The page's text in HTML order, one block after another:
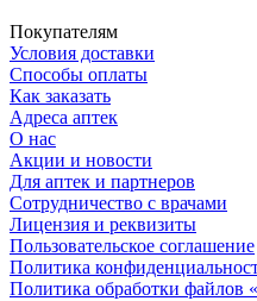
Покупателям
Условия доставки
Способы оплаты
Как заказать
Адреса аптек
О нас
Акции и новости
Для аптек и партнеров
Сотрудничество с врачами
Лицензия и реквизиты
Пользовательское соглашение
Политика
Политика обработки файлов